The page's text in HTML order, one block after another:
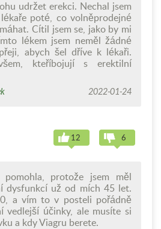
udržet erekci. Nechal jsem
poté, co volněprodejné
Cítil jsem se, jako by mi
lékem jsem neměl žádné
abych šel dříve k lékaři.
kteříbojují s erektilní
2022-01-24
12 6
protože jsem měl
dysfunkcí už od mích 45 let.
a vím to v posteli pořádně
vedlejší účinky, ale musíte si
a kdy Viagru berete.